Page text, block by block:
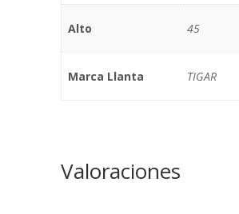
Alto 45
Marca Llanta TIGAR
Valoraciones